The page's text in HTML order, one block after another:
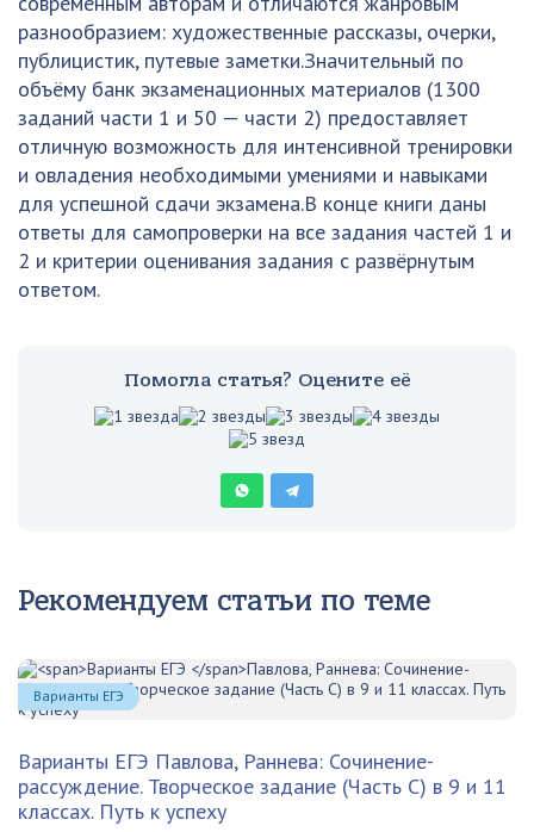
разнообразием: художественные рассказы, очерки,
публицистик, путевые заметки.Значительный по
объёму банк экзаменационных материалов (1300
заданий части 1 и 50 — части 2) предоставляет
отличную возможность для интенсивной тренировки
и овладения необходимыми умениями и навыками
для успешной сдачи экзамена.В конце книги даны
ответы для самопроверки на все задания частей 1 и
2 и критерии оценивания задания с развёрнутым
ответом.
Помогла статья? Оцените её
Рекомендуем статьи по теме
Варианты ЕГЭ Павлова, Раннева: Сочинение-
рассуждение. Творческое задание (Часть С) в 9 и 11
классах. Путь к успеху
Варианты ЕГЭ